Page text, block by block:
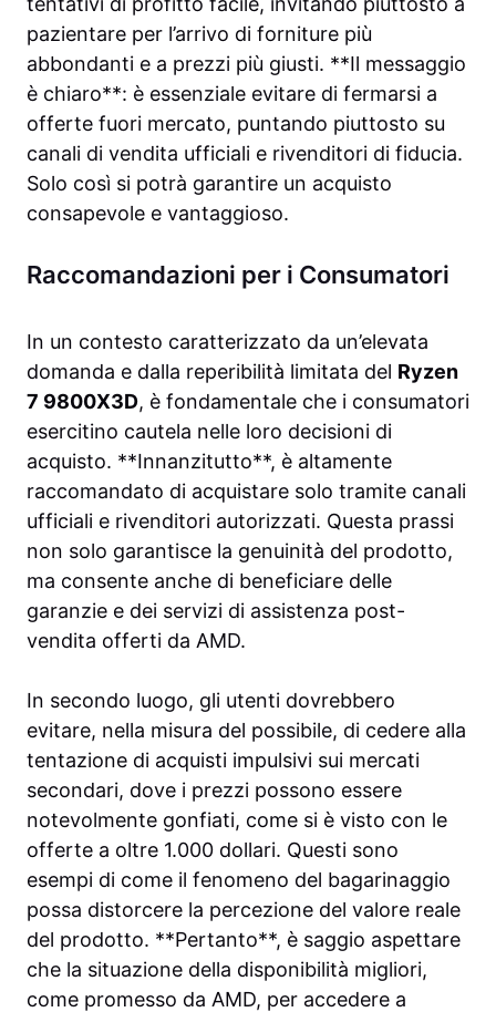
pazientare per l’arrivo di forniture più
abbondanti e a prezzi più giusti. **Il messaggio
è chiaro**: è essenziale evitare di fermarsi a
offerte fuori mercato, puntando piuttosto su
canali di vendita ufficiali e rivenditori di fiducia.
Solo così si potrà garantire un acquisto
consapevole e vantaggioso.
Raccomandazioni per i Consumatori
In un contesto caratterizzato da un’elevata
domanda e dalla reperibilità limitata del Ryzen
7 9800X3D, è fondamentale che i consumatori
esercitino cautela nelle loro decisioni di
acquisto. **Innanzitutto**, è altamente
raccomandato di acquistare solo tramite canali
ufficiali e rivenditori autorizzati. Questa prassi
non solo garantisce la genuinità del prodotto,
ma consente anche di beneficiare delle
garanzie e dei servizi di assistenza post-
vendita offerti da AMD.
In secondo luogo, gli utenti dovrebbero
evitare, nella misura del possibile, di cedere alla
tentazione di acquisti impulsivi sui mercati
secondari, dove i prezzi possono essere
notevolmente gonfiati, come si è visto con le
offerte a oltre 1.000 dollari. Questi sono
esempi di come il fenomeno del bagarinaggio
possa distorcere la percezione del valore reale
del prodotto. **Pertanto**, è saggio aspettare
che la situazione della disponibilità migliori,
come promesso da AMD, per accedere a